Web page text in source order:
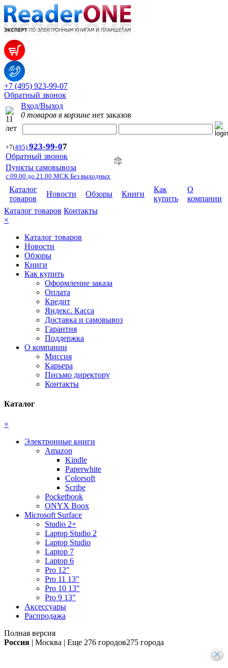
+7 (495) 923-99-07
Обратный звонок
Вход/Выход
0 товаров в корзине нет заказов
+7(495) 923-99-07
Обратный звонок
Пункты самовывоза
с 09.00 до 21.00 МСК Без выходных
Каталог
товаров
Новости Обзоры Книги
Как
купить
О
компании
Каталог товаров Контакты
×
Каталог товаров
Новости
Обзоры
Книги
Как купить
Оформление заказа
Оплата
Кредит
Яндекс. Касса
Доставка и самовывоз
Гарантия
Поддержка
О компании
Миссия
Карьера
Письмо директору
Контакты
Каталог
×
Электронные книги
Amazon
Kindle
Paperwhite
Colorsoft
Scribe
Pocketbook
ONYX Boox
Microsoft Surface
Studio 2+
Laptop Studio 2
Laptop Studio
Laptop 7
Laptop 6
Pro 12"
Pro 11 13"
Pro 10 13"
Pro 9 13"
Аксессуары
Распродажа
Полная версия
Россия | Москва | Еще 276 городов275 города